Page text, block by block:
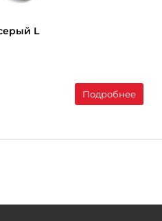
L
Подробнее